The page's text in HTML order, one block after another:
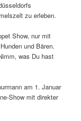
zu erleben.
Show, nur mit
und Bären.
was Du hast
am 1. Januar
Show mit direkter